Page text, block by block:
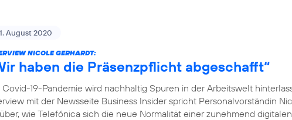
August 2020
NICOLE GERHARDT:
haben die Präsenzpflicht abgeschafft“
Covid-19-Pandemie wird nachhaltig Spuren in der Arbeitswelt
mit der Newsseite Business Insider spricht Personalvorständin
wie Telefónica sich die neue Normalität einer zunehmend digitalen